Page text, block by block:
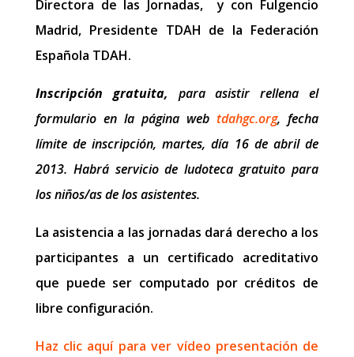
Directora de las Jornadas, y con Fulgencio
Madrid, Presidente TDAH de la Federación
Española TDAH.
Inscripción gratuita, para asistir rellena el
formulario en la página webtdahgc.org, fecha
límite de inscripción, martes, día 16 de abril de
2013. Habrá servicio de ludoteca gratuito para
los niños/as de los asistentes.
La asistencia a las jornadas dará derecho a los
participantes a un certificado acreditativo
que puede ser computado por créditos de
libre configuración.
Haz clic aquí para ver vídeo presentación de